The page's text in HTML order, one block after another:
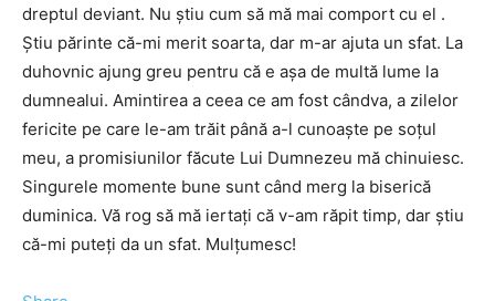
dreptul deviant. Nu știu cum să mă mai comport cu el .
Știu părinte că-mi merit soarta, dar m-ar ajuta un sfat. La
duhovnic ajung greu pentru că e așa de multă lume la
dumnealui. Amintirea a ceea ce am fost cândva, a zilelor
fericite pe care le-am trăit până a-l cunoaște pe soțul
meu, a promisiunilor făcute Lui Dumnezeu mă chinuiesc.
Singurele momente bune sunt când merg la biserică
duminica. Vă rog să mă iertați că v-am răpit timp, dar știu
că-mi puteți da un sfat. Mulțumesc!